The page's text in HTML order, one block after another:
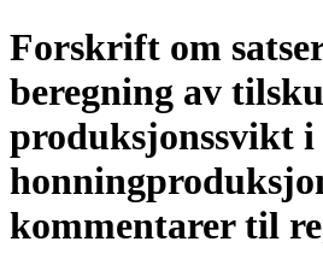
Forskrift om
beregning av
produksjonssvikt i
kommentarer til